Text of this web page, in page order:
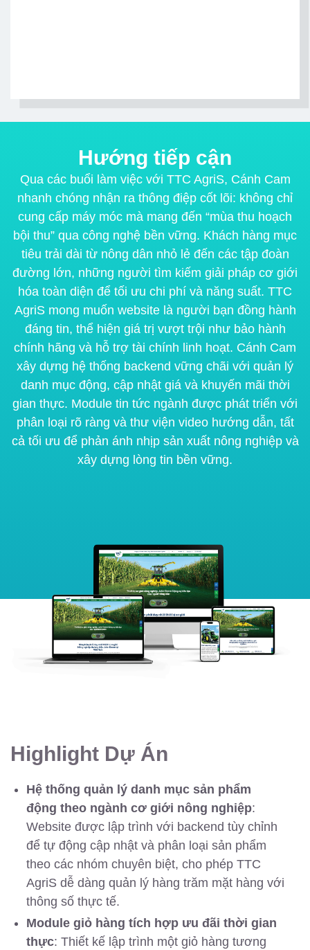
Hướng tiếp cận
Qua các buổi làm việc với TTC AgriS, Cánh Cam
nhanh chóng nhận ra thông điệp cốt lõi: không chỉ
cung cấp máy móc mà mang đến “mùa thu hoạch
bội thu” qua công nghệ bền vững. Khách hàng mục
tiêu trải dài từ nông dân nhỏ lẻ đến các tập đoàn
đường lớn, những người tìm kiếm giải pháp cơ giới
hóa toàn diện để tối ưu chi phí và năng suất. TTC
AgriS mong muốn website là người bạn đồng hành
đáng tin, thể hiện giá trị vượt trội như bảo hành
chính hãng và hỗ trợ tài chính linh hoạt. Cánh Cam
xây dựng hệ thống backend vững chãi với quản lý
danh mục động, cập nhật giá và khuyến mãi thời
gian thực. Module tin tức ngành được phát triển với
phân loại rõ ràng và thư viện video hướng dẫn, tất
cả tối ưu để phản ánh nhịp sản xuất nông nghiệp và
xây dựng lòng tin bền vững.
Highlight Dự Án
Hệ thống quản lý danh mục sản phẩm
động theo ngành cơ giới nông nghiệp:
Website được lập trình với backend tùy chỉnh
để tự động cập nhật và phân loại sản phẩm
theo các nhóm chuyên biệt, cho phép TTC
AgriS dễ dàng quản lý hàng trăm mặt hàng với
thông số thực tế.
Module giỏ hàng tích hợp ưu đãi thời gian
thực: Thiết kế lập trình một giỏ hàng tương